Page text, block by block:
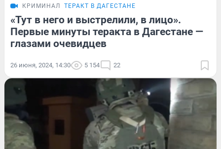
КРИМИНАЛ ТЕРАКТ В ДАГЕСТАНЕ
«Тут в него и выстрелили, в лицо».
Первые минуты теракта в Дагестане —
глазами очевидцев
26 июня, 2024, 14:30 5 154 22